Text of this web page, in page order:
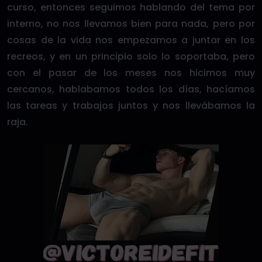
curso, entonces seguimos hablando del tema por
interno, no nos llevamos bien para nada, pero por
cosas de la vida nos empezamos a juntar en los
recreos, y en un principio solo lo soportaba, pero
con el pasar de los meses nos hicimos muy
cercanos, hablabamos todos los días, hacíamos
las tareas y trabajos juntos y nos llevábamos la
raja.